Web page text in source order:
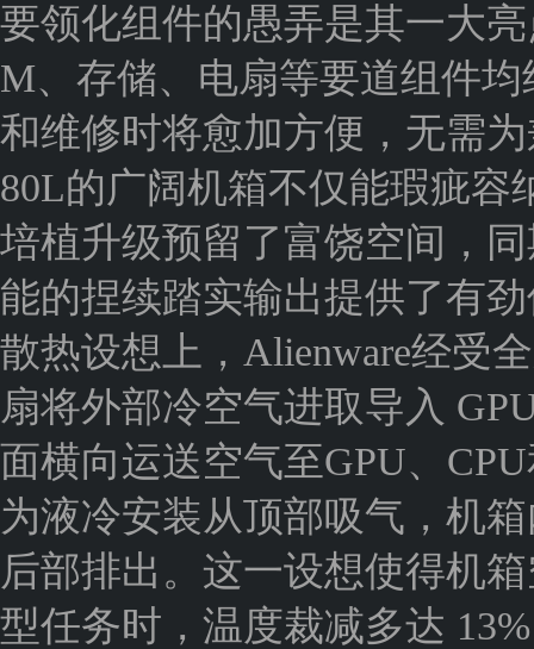
要领化组件的愚弄是其一大
M、存储、电扇等要道组件
和维修时将愈加方便，无需
80L的广阔机箱不仅能瑕疵容
培植升级预留了富饶空间，
能的捏续踏实输出提供了有
散热设想上，Alienware经受
扇将外部冷空气进取导入
面横向运送空气至GPU、
为液冷安装从顶部吸气，机
后部排出。这一设想使得机
型任务时，温度裁减多达